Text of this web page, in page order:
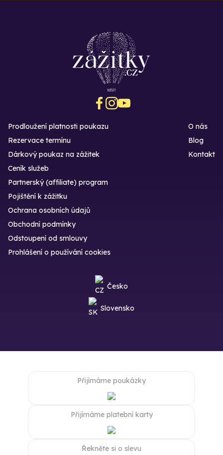
Prodloužení platnosti poukazu
Rezervace termínu
Dárkový poukaz na zážitek
O nás
Blog
Kontakt
Ceník služeb
Partnerský (affiliate) program
Pojištění k zážitku
Ochrana osobních údajů
Obchodní podmínky
Odstoupení od smlouvy
Prohlášení o používání cookies
Česko
Slovensko
Přijímáme poukázky
Přijímáme platební karty
Řekněte si o slevu